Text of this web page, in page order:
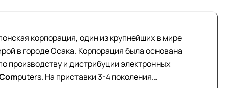
корпорация, один из крупнейших в мире
в городе Осака. Корпорация была основана
производству и дистрибуции электронных
puters. На приставки 3-4 поколения